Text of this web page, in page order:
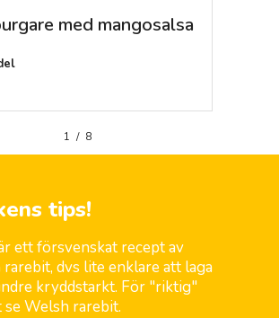
med mangosalsa
1 / 8
tips!
ett försvenskat recept av
dvs lite enklare att laga
kryddstarkt. För "riktig"
se Welsh rarebit.